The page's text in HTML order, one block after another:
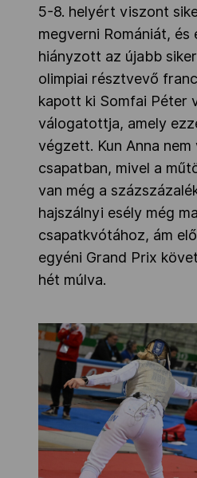
5-8. helyért viszont
megverni Romániát, és
hiányzott az újabb
olimpiai résztvevő
kapott ki Somfai Péter
válogatottja, amely
végzett. Kun Anna
csapatban, mivel a
van még a
hajszálnyi esély még
csapatkvótához, ám
egyéni Grand Prix
hét múlva.